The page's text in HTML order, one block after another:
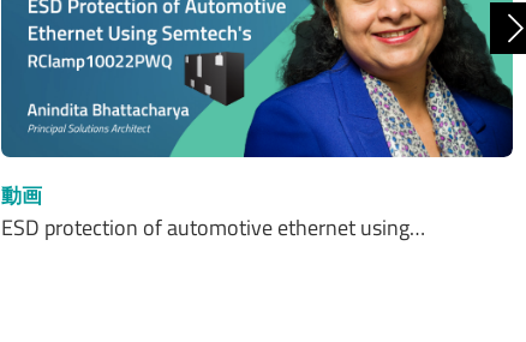
動画
ESD protection of automotive ethernet using…